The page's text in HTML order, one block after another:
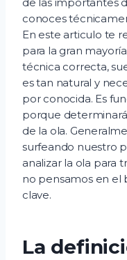
de las importantes
conoces
En este articulo te
para la gran
técnica correcta,
es tan natural y
por conocida. Es
porque
de la ola.
surfeando nuestro
analizar la ola para
no pensamos en
clave.
La